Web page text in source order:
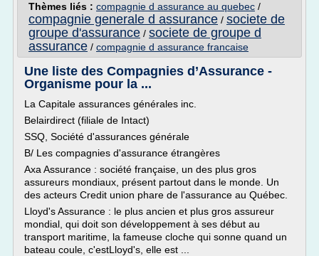
Thèmes liés : compagnie d assurance au quebec /
compagnie generale d assurance / societe de
groupe d'assurance / societe de groupe d
assurance / compagnie d assurance francaise
Une liste des Compagnies d’Assurance -
Organisme pour la ...
La Capitale assurances générales inc.
Belairdirect (filiale de Intact)
SSQ, Société d'assurances générale
B/ Les compagnies d'assurance étrangères
Axa Assurance : société française, un des plus gros
assureurs mondiaux, présent partout dans le monde. Un
des acteurs Credit union phare de l'assurance au Québec.
Lloyd's Assurance : le plus ancien et plus gros assureur
mondial, qui doit son développement à ses début au
transport maritime, la fameuse cloche qui sonne quand un
bateau coule, c'estLloyd's, elle est ...